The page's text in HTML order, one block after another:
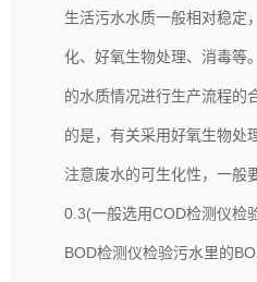
生活污水水质一般相对稳定
化、好氧生物处理、消毒等
的水质情况进行生产流程的
的是，有关采用好氧生物处
注意废水的可生化性，一般
0.3(一般选用COD检测仪检
BOD检测仪检验污水里的